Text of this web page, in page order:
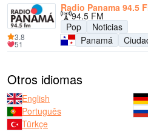
Radio Panama 94.5
94.5 FM
Pop
Noticias
Panamá
3.8
51
Otros idiomas
English
Português
Türkçe